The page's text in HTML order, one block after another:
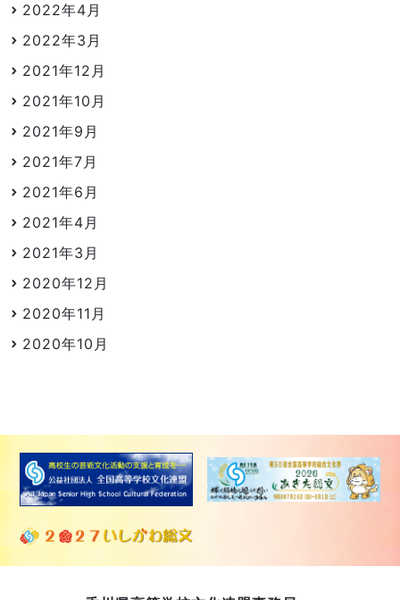
2022年4月
2022年3月
2021年12月
2021年10月
2021年9月
2021年7月
2021年6月
2021年4月
2021年3月
2020年12月
2020年11月
2020年10月